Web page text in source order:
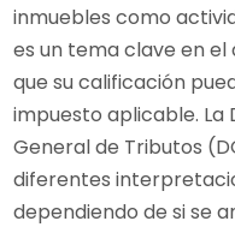
inmuebles como
es un tema clave en el
que su calificación
impuesto aplicable. La
General de Tributos
diferentes
dependiendo de si se